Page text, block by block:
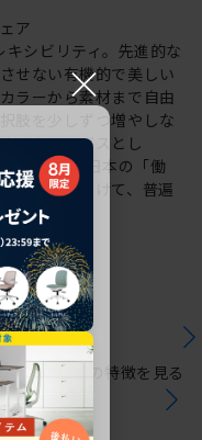
ア
シビリティ。先進的な
せない有機的で美しい
ラーから素材まで自由
肢を少しずつ増やしな
るキャンバスとし
ました。日本の「働
は未来に向けて、普遍
シリーズの特徴を見る
×